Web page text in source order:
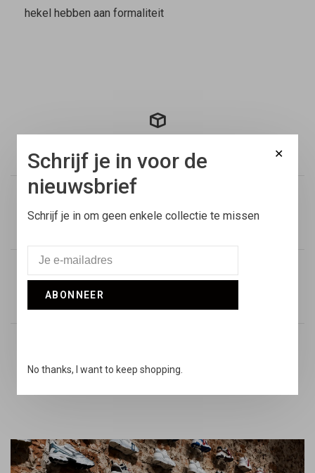
hekel hebben aan formaliteit
Binnen Nederland vanaf €100,-
Voor 17:00 besteld
Online & via de telefoon
✕
Schrijf je in voor de
nieuwsbrief
Schrijf je in om geen enkele collectie te missen
ABONNEER
No thanks, I want to keep shopping.